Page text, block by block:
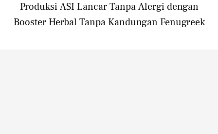
Produksi ASI Lancar Tanpa Alergi dengan
Booster Herbal Tanpa Kandungan Fenugreek